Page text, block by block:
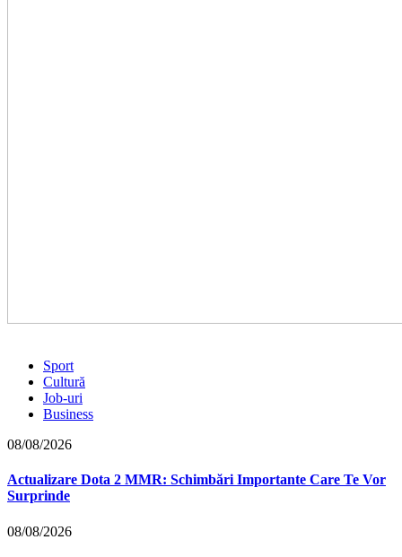
Sport
Cultură
Job-uri
Business
08/08/2026
Actualizare Dota 2 MMR: Schimbări Importante Care Te Vor
Surprinde
08/08/2026